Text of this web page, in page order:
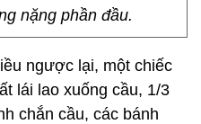
nặng phần đầu.
ngược lại, một chiếc
lái lao xuống cầu, 1/3
chắn cầu, các bánh